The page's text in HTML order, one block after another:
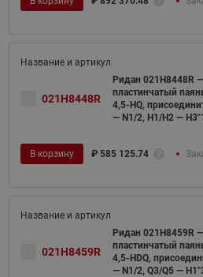
021H8448R
Ридан 021H8448R
пластинчатый
4,5-HQ,
— N1/2, H1/H2 —
В корзину ₽ 585 125.74
021H8459R
Ридан 021H8459R
пластинчатый
4,5-HDQ,
— N1/2, Q3/Q5 —